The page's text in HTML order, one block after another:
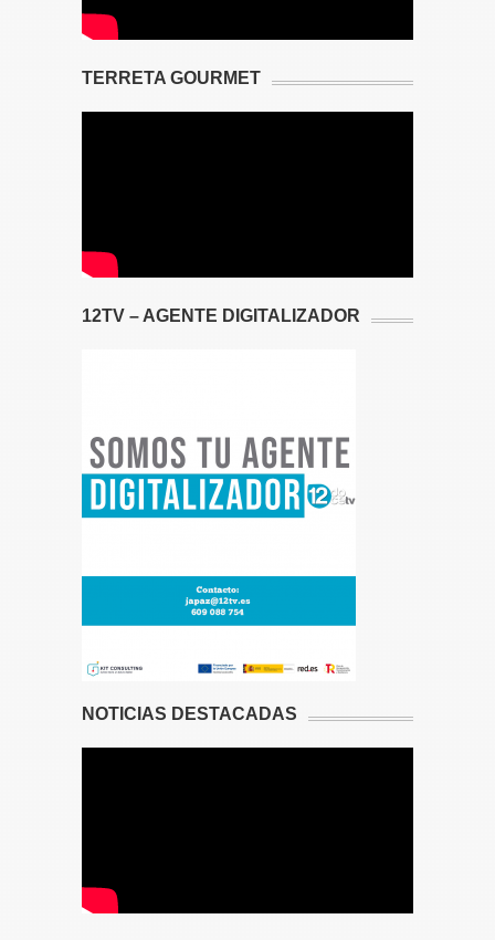
TERRETA GOURMET
12TV – AGENTE DIGITALIZADOR
NOTICIAS DESTACADAS